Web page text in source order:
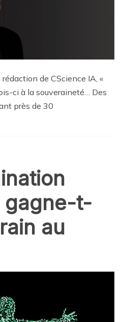
de CScience IA, «
ci à la souveraineté… Des
près de 30
gagne-t-
au